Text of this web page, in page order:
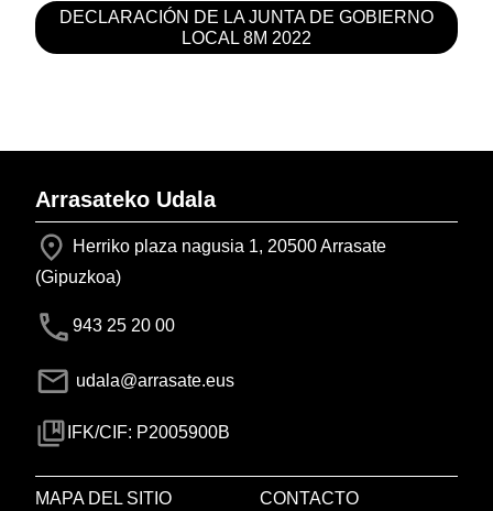
DECLARACIÓN DE LA JUNTA DE GOBIERNO
LOCAL 8M 2022
Arrasateko Udala
Herriko plaza nagusia 1, 20500 Arrasate
(Gipuzkoa)
943 25 20 00
udala@arrasate.eus
IFK/CIF: P2005900B
MAPA DEL SITIO CONTACTO